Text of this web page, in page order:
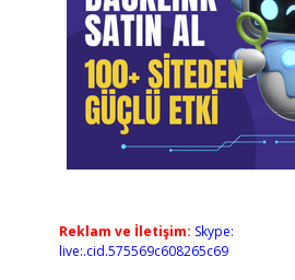
Reklam ve İletişim: Skype:
live:.cid.575569c608265c69